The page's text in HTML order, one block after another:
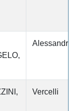
Alessandria
Vercelli